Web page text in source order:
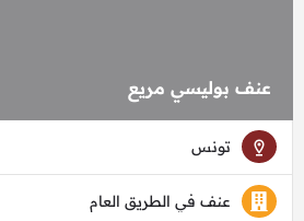
عنف بوليسي مريع
تونس
عنف في الطريق العام